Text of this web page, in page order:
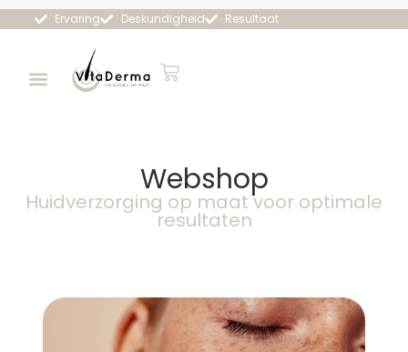
Ervaring Deskundigheid Resultaat
Webshop
Huidverzorging op maat voor optimale
resultaten